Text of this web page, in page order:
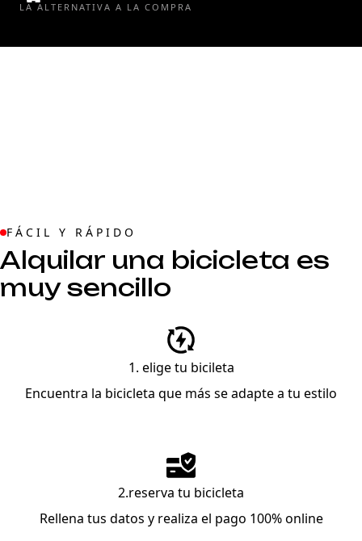
LA ALTERNATIVA A LA COMPRA
FÁCIL Y RÁPIDO
Alquilar una bicicleta es
muy sencillo
1. elige tu bicileta
Encuentra la bicicleta que más se adapte a tu estilo
2.reserva tu bicicleta
Rellena tus datos y realiza el pago 100% online